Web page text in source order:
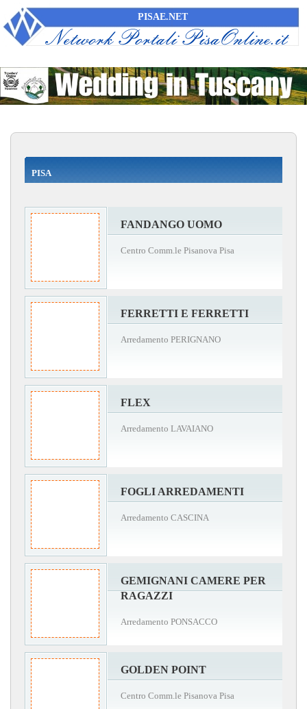
PISAE.NET
PISA
FANDANGO UOMO
Centro Comm.le Pisanova Pisa
FERRETTI E FERRETTI
Arredamento PERIGNANO
FLEX
Arredamento LAVAIANO
FOGLI ARREDAMENTI
Arredamento CASCINA
GEMIGNANI CAMERE PER
RAGAZZI
Arredamento PONSACCO
GOLDEN POINT
Centro Comm.le Pisanova Pisa